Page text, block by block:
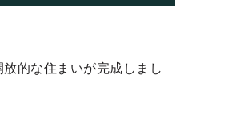
的な住まいが完成しまし